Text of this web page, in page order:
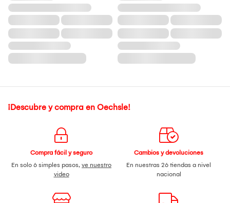
¡Descubre y compra en Oechsle!
Compra fácil y seguro
En solo 6 simples pasos, ve nuestro
video
Cambios y devoluciones
En nuestras 26 tiendas a nivel
nacional